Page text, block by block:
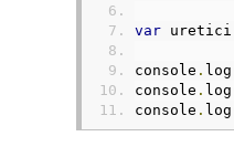
var uretici
console . log
console . log
console . log